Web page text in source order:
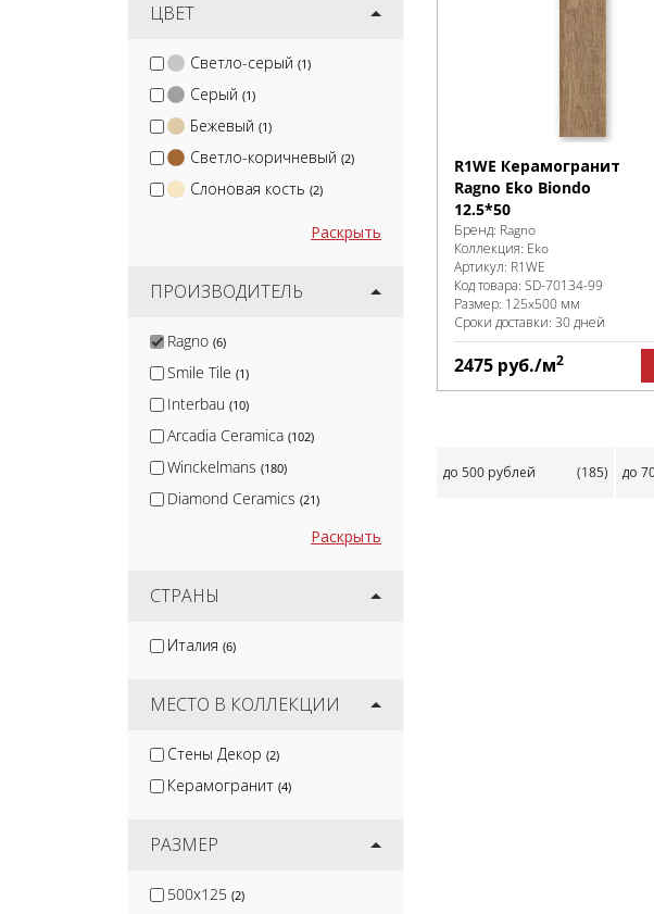
ЦВЕТ
Светло-серый (1)
Серый (1)
Бежевый (1)
Светло-коричневый (2)
Слоновая кость (2)
Раскрыть
ПРОИЗВОДИТЕЛЬ
Ragno (6)
Smile Tile (1)
Interbau (10)
Arcadia Ceramica (102)
Winckelmans (180)
Diamond Ceramics (21)
Artkera Group
Protiles (58)
Раскрыть
СТРАНЫ
Италия (6)
МЕСТО В КОЛЛЕКЦИИ
Стены Декор (2)
Керамогранит (4)
РАЗМЕР
500x125 (2)
R1WE Керамогранит
Ragno Eko Biondo
12.5*50
Бренд: Ragno
Коллекция: Eko
Артикул: R1WE
Код товара: SD-70134-99
Размер: 125x500 мм
Сроки доставки: 30 дней
2475 руб./м2
до 500 рублей (185) до